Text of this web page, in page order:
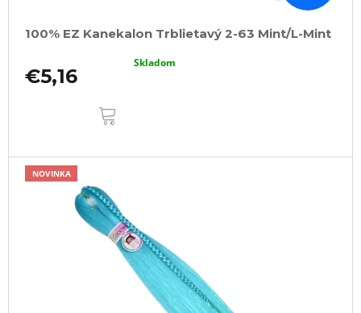
100% EZ Kanekalon Trblietavý 2-63 Mint/L-Mint
€5,16
Skladom
NOVINKA